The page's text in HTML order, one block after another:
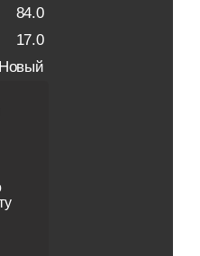
84.0
17.0
Новый